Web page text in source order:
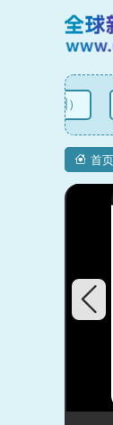
（北美洲）
首页